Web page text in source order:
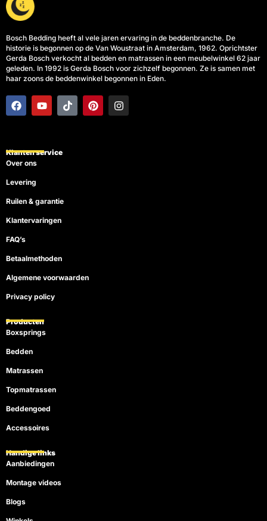
Bosch Bedding heeft al vele jaren ervaring in de beddenbranche. De
historie is begonnen op de Van Woustraat in Amsterdam, 1962. Oprichtster
Gerda Bosch verkocht al bedden en matrassen in een meubelwinkel 62 jaar
geleden. In 1992 is Gerda Bosch voor zichzelf begonnen. Ze is samen met
haar zoons de beddenwinkel begonnen in Eden.
F
a
o
o
Y
o
b
T
i
P
i
I
n
Klanten service
Over ons
Levering
Ruilen & garantie
Klantervaringen
FAQ’s
Betaalmethoden
Algemene voorwaarden
Privacy policy
Producten
Boxsprings
Bedden
Matrassen
Topmatrassen
Beddengoed
Accessoires
Handige links
Aanbiedingen
Montage videos
Blogs